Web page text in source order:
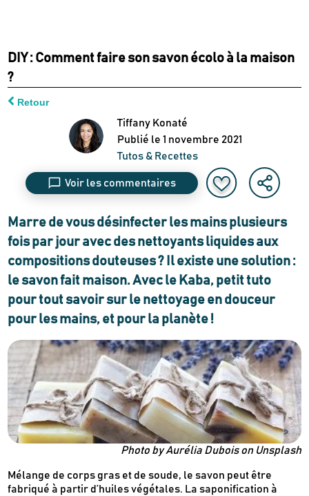
DIY : Comment faire son savon écolo à la maison
?
Retour
Tiffany Konaté
Publié le 1 novembre 2021
Tutos & Recettes
Voir les commentaires
Marre de vous désinfecter les mains plusieurs
fois par jour avec des nettoyants liquides aux
compositions douteuses ? Il existe une solution :
le savon fait maison. Avec le Kaba, petit tuto
pour tout savoir sur le nettoyage en douceur
pour les mains, et pour la planète !
Photo by Aurélia Dubois on Unsplash
Mélange de corps gras et de soude, le savon peut être
fabriqué à partir d’huiles végétales. La saponification à